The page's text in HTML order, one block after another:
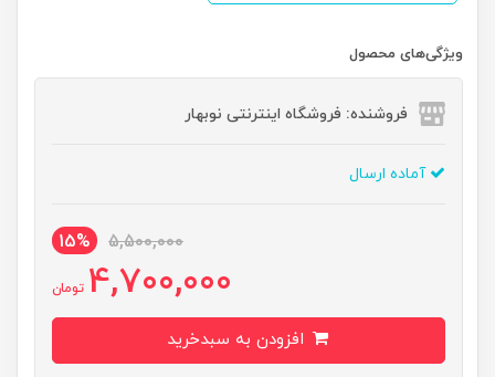
ویژگی‌های محصول
فروشنده: فروشگاه اینترنتی نوبهار
آماده ارسال
5,500,000
15%
4,700,000 تومان